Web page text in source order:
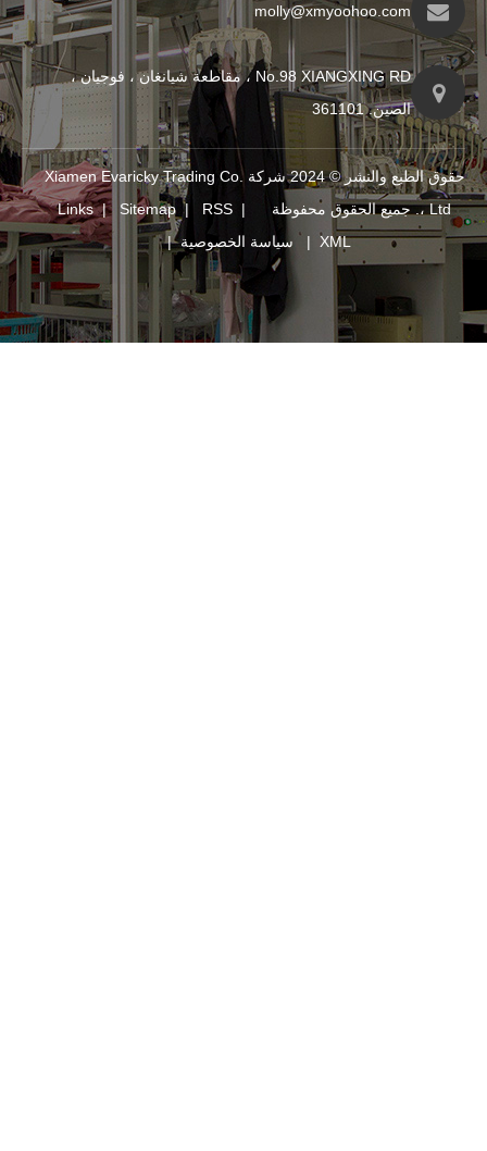
No.98 XIANGXING RD ، مقاطعة شيانغان ، فوجيان ،
حقوق الطبع والنشر © 2024 شركة Xiamen Evaricky Trading Co.
Links | Sitemap|RSS|
|سياسة الخصوصية|